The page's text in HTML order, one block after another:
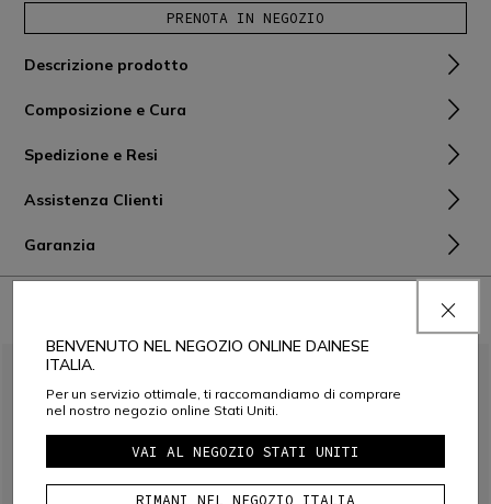
PRENOTA IN NEGOZIO
Descrizione prodotto
Composizione e Cura
Spedizione e Resi
Assistenza Clienti
Garanzia
BENVENUTO NEL NEGOZIO ONLINE DAINESE
ITALIA.
Per un servizio ottimale, ti raccomandiamo di comprare
nel nostro negozio online Stati Uniti.
VAI AL NEGOZIO STATI UNITI
RIMANI NEL NEGOZIO ITALIA